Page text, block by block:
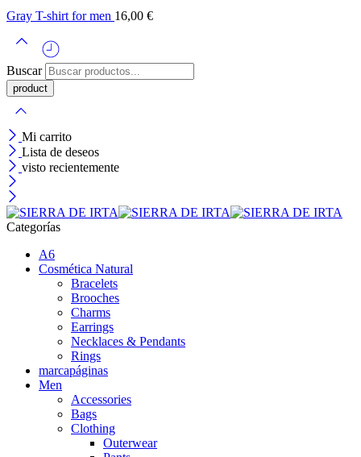
Gray T-shirt for men 16,00 €
Buscar
Mi carrito
Lista de deseos
visto recientemente
Categorías
A6
Cosmética Natural
Bracelets
Brooches
Charms
Earrings
Necklaces & Pendants
Rings
marcapáginas
Men
Accessories
Bags
Clothing
Outerwear